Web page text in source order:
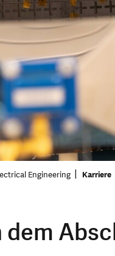
Engineering Karriere